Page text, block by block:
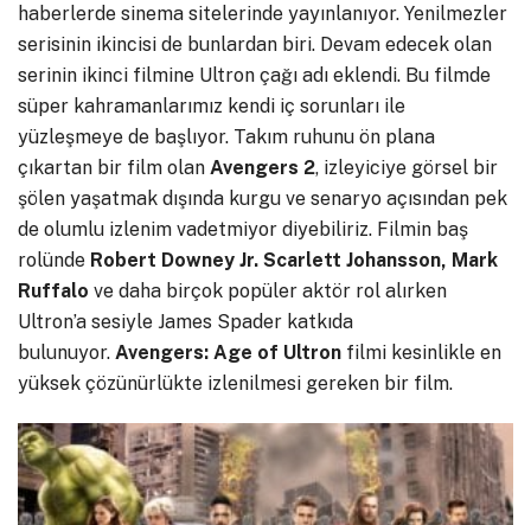
haberlerde sinema sitelerinde yayınlanıyor. Yenilmezler
serisinin ikincisi de bunlardan biri. Devam edecek olan
serinin ikinci filmine Ultron çağı adı eklendi. Bu filmde
süper kahramanlarımız kendi iç sorunları ile
yüzleşmeye de başlıyor. Takım ruhunu ön plana
çıkartan bir film olan Avengers 2, izleyiciye görsel bir
şölen yaşatmak dışında kurgu ve senaryo açısından pek
de olumlu izlenim vadetmiyor diyebiliriz. Filmin baş
rolünde Robert Downey Jr. Scarlett Johansson, Mark
Ruffalo ve daha birçok popüler aktör rol alırken
Ultron’a sesiyle James Spader katkıda
bulunuyor. Avengers: Age of Ultron filmi kesinlikle en
yüksek çözünürlükte izlenilmesi gereken bir film.